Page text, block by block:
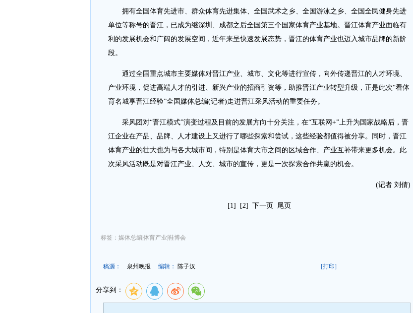
拥有全国体育先进市、群众体育先进集体、全国武术之乡、全国游泳之乡、全国全民健身先进
单位等称号的晋江，已成为继深圳、成都之后全国第三个国家体育产业基地。晋江体育产业面临有
利的发展机会和广阔的发展空间，近年来呈快速发展态势，晋江的体育产业也迈入城市品牌的新阶
段。
通过全国重点城市主要媒体对晋江产业、城市、文化等进行宣传，向外传递晋江的人才环境、
产业环境，促进高端人才的引进、新兴产业的招商引资等，助推晋江产业转型升级，正是此次“看体
育名城享晋江经验”全国媒体总编(记者)走进晋江采风活动的重要任务。
采风团对“晋江模式”演变过程及目前的发展方向十分关注，在“互联网+”上升为国家战略后，晋
江企业在产品、品牌、人才建设上又进行了哪些探索和尝试，这些经验都值得被分享。同时，晋江
体育产业的壮大也为与各大城市间，特别是体育大市之间的区域合作、产业互补带来更多机会。此
次采风活动既是对晋江产业、人文、城市的宣传，更是一次探索合作共赢的机会。
(记者 刘倩)
[1] [2] 下一页 尾页
标签：媒体总编|体育产业|鞋博会
稿源： 泉州晚报 编辑： 陈子汉 [打印]
分享到：